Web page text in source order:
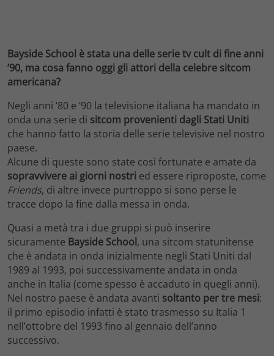
Bayside School è stata una delle serie tv cult di fine anni
’90, ma cosa fanno oggi gli attori della celebre sitcom
americana?
Negli anni ’80 e ’90 la televisione italiana ha mandato in
onda una serie di sitcom provenienti dagli Stati Uniti
che hanno fatto la storia delle serie televisive nel nostro
paese.
Alcune di queste sono state così fortunate e amate da
sopravvivere ai giorni nostri ed essere riproposte, come
Friends, di altre invece purtroppo si sono perse le
tracce dopo la fine dalla messa in onda.
Quasi a metà tra i due gruppi si può inserire
sicuramente Bayside School, una sitcom statunitense
che è andata in onda inizialmente negli Stati Uniti dal
1989 al 1993, poi successivamente andata in onda
anche in Italia (come spesso è accaduto in quegli anni).
Nel nostro paese è andata avanti soltanto per tre mesi:
il primo episodio infatti è stato trasmesso su Italia 1
nell’ottobre del 1993 fino al gennaio dell’anno
successivo.